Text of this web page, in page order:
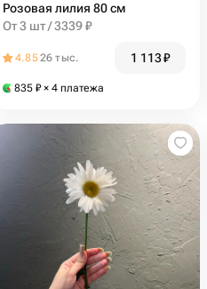
Розовая лилия 80 см
От 3 шт / 3339 ₽
4.8526 тыс. 1 113₽
835 ₽ × 4 платежа